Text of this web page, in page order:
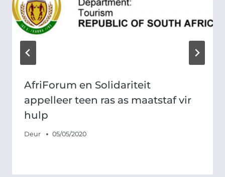
AfriForum en Solidariteit
appelleer teen ras as maatstaf vir
hulp
Deur 05/05/2020